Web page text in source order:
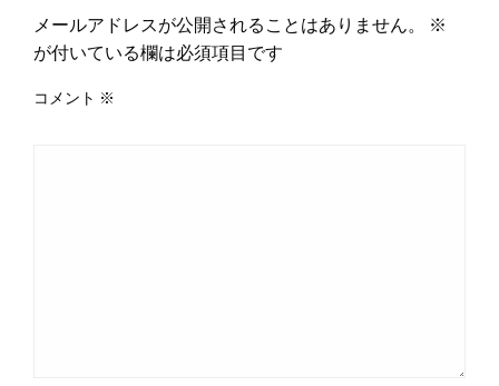
メールアドレスが公開されることはありません。
※
が付いている欄は必須項目です
コメント ※